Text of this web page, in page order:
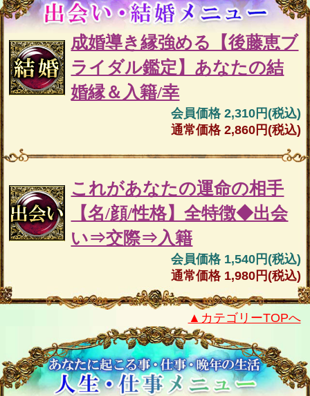
成婚導き縁強める【後藤恵ブ
ライダル鑑定】あなたの結
婚縁＆入籍/幸
会員価格 2,310円(税込)
通常価格 2,860円(税込)
これがあなたの運命の相手
【名/顔/性格】全特徴◆出会
い⇒交際⇒入籍
会員価格 1,540円(税込)
通常価格 1,980円(税込)
▲カテゴリーTOPへ